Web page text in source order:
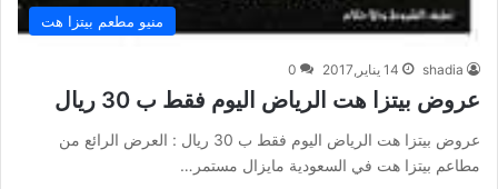
منيو مطعم بيتزا هت
shadia 14 يناير,2017 0
عروض بيتزا هت الرياض اليوم فقط ب 30 ريال
عروض بيتزا هت الرياض اليوم فقط ب 30 ريال : العرض الرائع من
مطاعم بيتزا هت في السعودية مايزال مستمر…